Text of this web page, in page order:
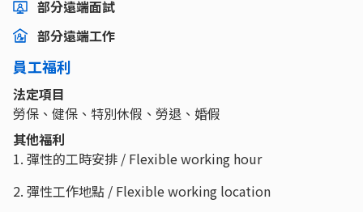
部分遠端面試
部分遠端工作
員工福利
法定項目
勞保、健保、特別休假、勞退、婚假
其他福利
1. 彈性的工時安排 / Flexible working hour
2. 彈性工作地點 / Flexible working location